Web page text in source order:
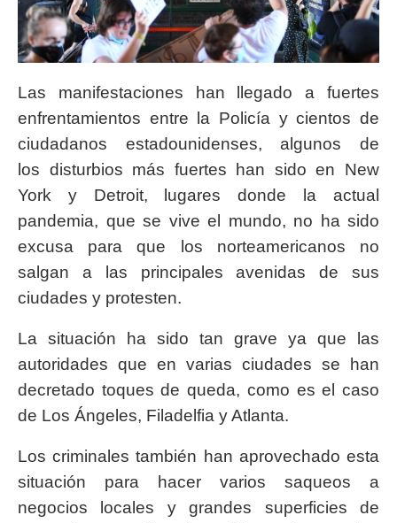
Las manifestaciones han llegado a fuertes
enfrentamientos entre la Policía y cientos de
ciudadanos estadounidenses, algunos de
los disturbios más fuertes han sido en New
York y Detroit, lugares donde la actual
pandemia, que se vive el mundo, no ha sido
excusa para que los norteamericanos no
salgan a las principales avenidas de sus
ciudades y protesten.
La situación ha sido tan grave ya que las
autoridades que en varias ciudades se han
decretado toques de queda, como es el caso
de Los Ángeles, Filadelfia y Atlanta.
Los criminales también han aprovechado esta
situación para hacer varios saqueos a
negocios locales y grandes superficies de